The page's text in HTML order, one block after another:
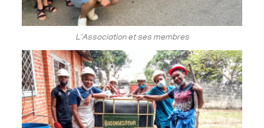
L'Association et ses membres